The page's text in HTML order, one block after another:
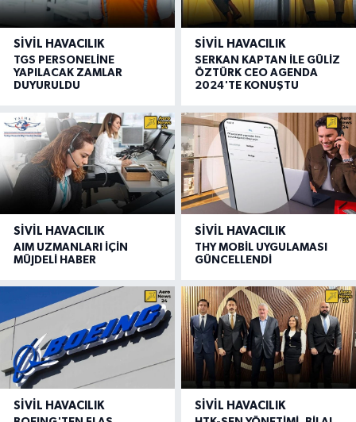
SIVIL HAVACILIK
TGS PERSONELİNE
YAPILACAK ZAMLAR
DUYURULDU
SIVIL HAVACILIK
SERKAN KAPTAN İLE GÜLİZ
ÖZTÜRK CEO AGENDA
2024'TE KONUŞTU
SIVIL HAVACILIK
AIM UZMANLARI İÇİN
MÜJDELİ HABER
SIVIL HAVACILIK
THY MOBİL UYGULAMASI
GÜNCELLENDİ
SIVIL HAVACILIK SIVIL HAVACILIK